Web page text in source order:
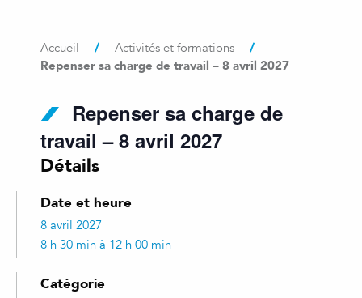
Accueil / Activités et formations
/
Repenser sa charge de travail – 8 avril 2027
Repenser sa charge de
travail – 8 avril 2027
Détails
Date et heure
8 avril 2027
8 h 30 min à 12 h 00 min
Catégorie